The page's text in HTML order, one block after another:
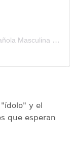
Una publicación compartida de Selección Española Masculina de Fútbol (@sefutbol)
y el
que esperan